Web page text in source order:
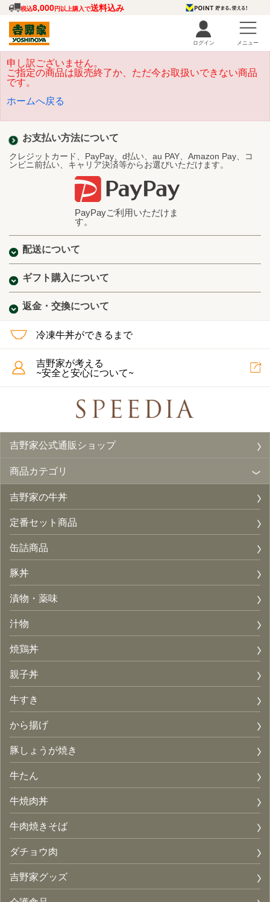
税込8,000円以上購入で送料込み
ログイン メニュー
申し訳ございません。
ご指定の商品は販売終了か、ただ今お取扱いできない商品
です。
ホームへ戻る
お支払い方法について
クレジットカード、PayPay、d払い、au PAY、Amazon Pay、コ
ンビニ前払い、キャリア決済等からお選びいただけます。
PayPayご利用いただけま
す。
配送について
ギフト購入について
返金・交換について
冷凍牛丼ができるまで
吉野家が考える
~安全と安心について~
吉野家公式通販ショップ
商品カテゴリ
吉野家の牛丼
定番セット商品
缶詰商品
豚丼
漬物・薬味
汁物
焼鶏丼
親子丼
牛すき
から揚げ
豚しょうが焼き
牛たん
牛焼肉丼
牛肉焼きそば
ダチョウ肉
吉野家グッズ